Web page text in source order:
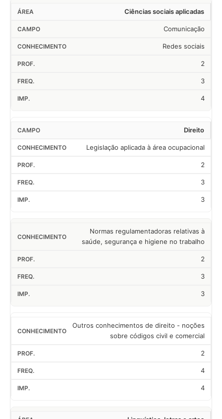
Ciências sociais aplicadas
Comunicação
Redes sociais
2
3
4
Direito
Legislação aplicada à área ocupacional
2
3
3
Normas regulamentadoras relativas à
saúde, segurança e higiene no trabalho
2
3
3
Outros conhecimentos de direito - noções
sobre códigos civil e comercial
2
4
4